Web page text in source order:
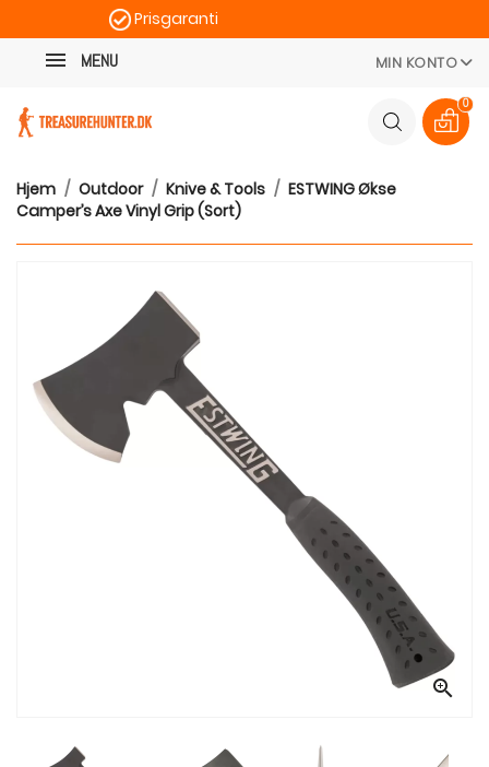
Prisgaranti
MENU MIN KONTO
0
Hjem Outdoor Knive & Tools
ESTWING Økse
Camper’s Axe Vinyl Grip (Sort)
